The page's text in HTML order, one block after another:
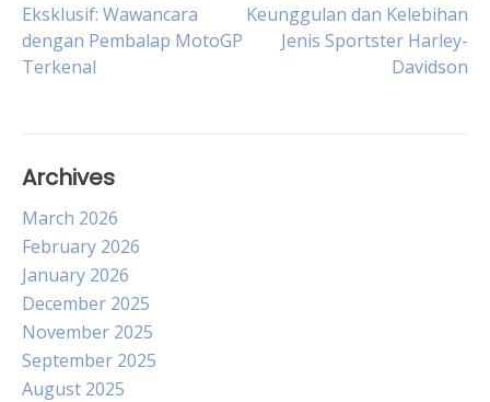
Post
navigation
Eksklusif: Wawancara
dengan Pembalap MotoGP
Terkenal
Keunggulan dan Kelebihan
Jenis Sportster Harley-
Davidson
Archives
March 2026
February 2026
January 2026
December 2025
November 2025
September 2025
August 2025